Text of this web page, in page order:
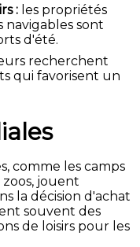
: les propriétés
navigables sont
d'été.
recherchent
qui favorisent un
comme les camps
jouent
la décision d'achat
souvent des
de loisirs pour les